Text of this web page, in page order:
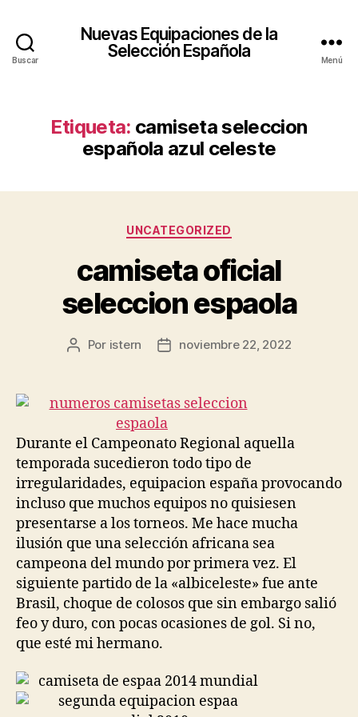
Buscar
Nuevas Equipaciones de la
Selección Española
Menú
Etiqueta: camiseta seleccion
española azul celeste
Categorías
UNCATEGORIZED
camiseta oficial
seleccion espaola
Autor
entrada
Por istern
Fecha
entrada
noviembre 22, 2022
Durante el Campeonato Regional aquella
temporada sucedieron todo tipo de
irregularidades, equipacion españa provocando
incluso que muchos equipos no quisiesen
presentarse a los torneos. Me hace mucha
ilusión que una selección africana sea
campeona del mundo por primera vez. El
siguiente partido de la «albiceleste» fue ante
Brasil, choque de colosos que sin embargo salió
feo y duro, con pocas ocasiones de gol. Si no,
que esté mi hermano.